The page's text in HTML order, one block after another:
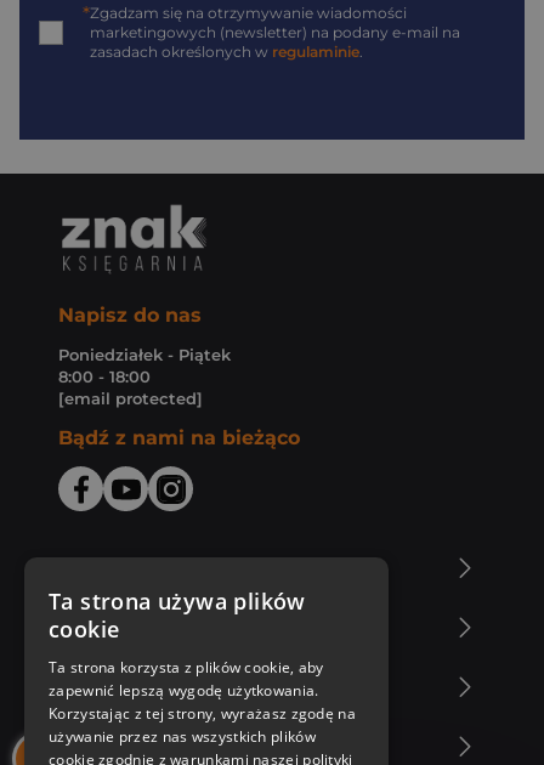
*Zgadzam się na otrzymywanie wiadomości
marketingowych (newsletter) na podany e-mail na
zasadach określonych w regulaminie
Napisz do nas
Poniedziałek - Piątek
8:00 - 18:00
[email protected]
Bądź z nami na bieżąco
Zakupy u nas
Nasza oferta
Nasi autorzy
Ta strona używa plików
cookie
Ta strona korzysta z plików cookie, aby
zapewnić lepszą wygodę użytkowania.
Korzystając z tej strony, wyrażasz zgodę na
używanie przez nas wszystkich plików
cookie zgodnie z warunkami naszej polityki